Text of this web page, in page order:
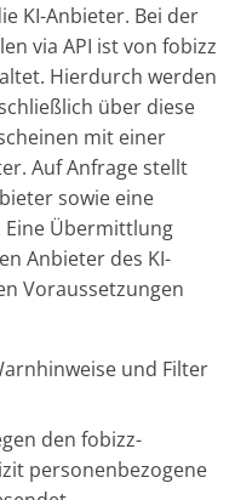
KI-Anbieter. Bei der
via API ist von fobizz
Hierdurch werden
über diese
mit einer
Auf Anfrage stellt
sowie eine
Übermittlung
Anbieter des KI-
Voraussetzungen
und Filter
den fobizz-
personenbezogene